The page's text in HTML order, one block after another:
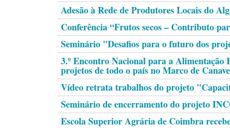
Adesão à Rede de Produtores Locais do
Conferência “Frutos secos – Contributo
Seminário "Desafios para o futuro dos
3.º Encontro Nacional para a Alimentação
projetos de todo o país no Marco de
Vídeo retrata trabalhos do projeto
Seminário de encerramento do projeto
Escola Superior Agrária de Coimbra